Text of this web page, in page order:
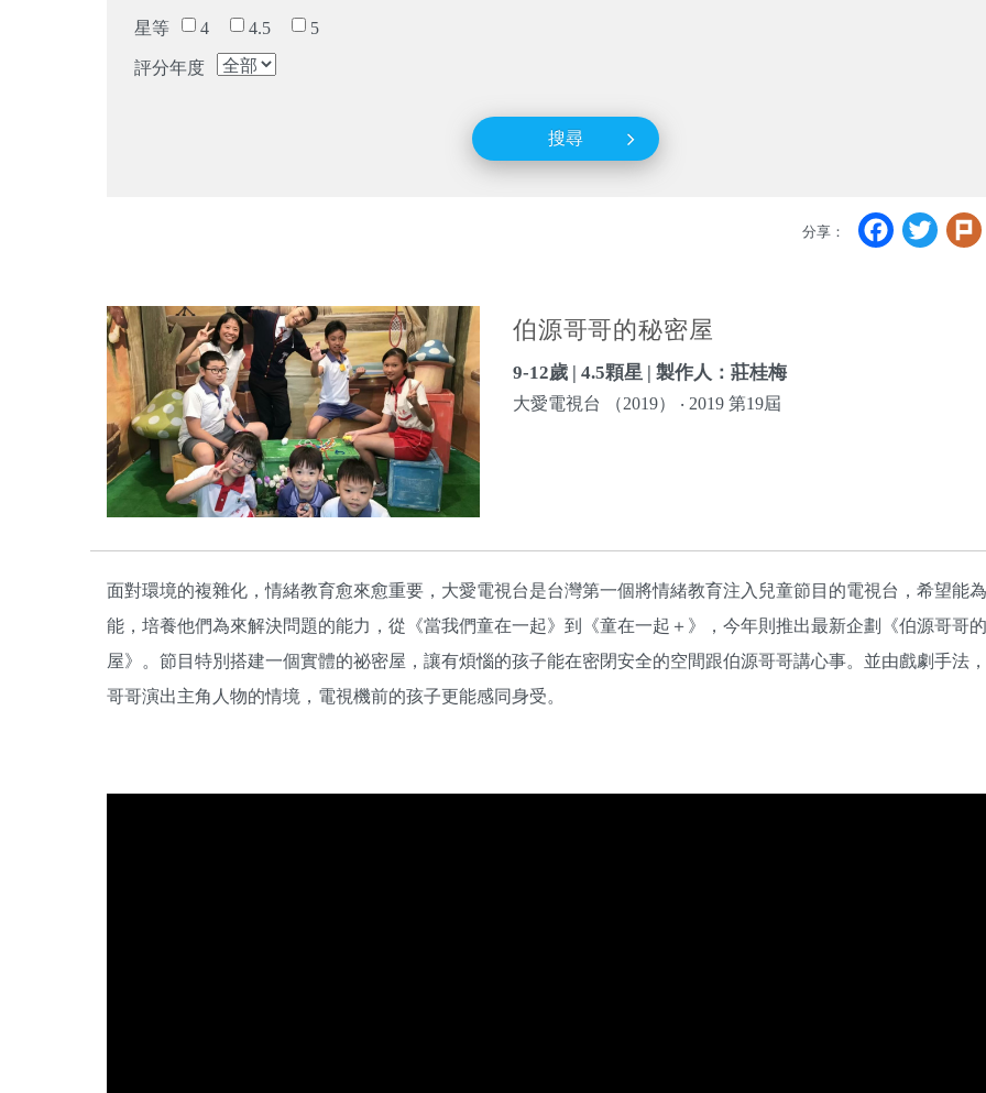
星等 4 4.5 5
評分年度
搜尋
分享：
伯源哥哥的秘密屋
9-12歲 | 4.5顆星 | 製作人：莊桂梅
大愛電視台 （2019） ‧ 2019 第19屆
面對環境的複雜化，情緒教育愈來愈重要，大愛電視台是台灣第一個將情緒教育注入兒童節目的電視台，希望能
能，培養他們為來解決問題的能力，從《當我們童在一起》到《童在一起＋》，今年則推出最新企劃《伯源哥哥
屋》。節目特別搭建一個實體的祕密屋，讓有煩惱的孩子能在密閉安全的空間跟伯源哥哥講心事。並由戲劇手法
哥哥演出主角人物的情境，電視機前的孩子更能感同身受。